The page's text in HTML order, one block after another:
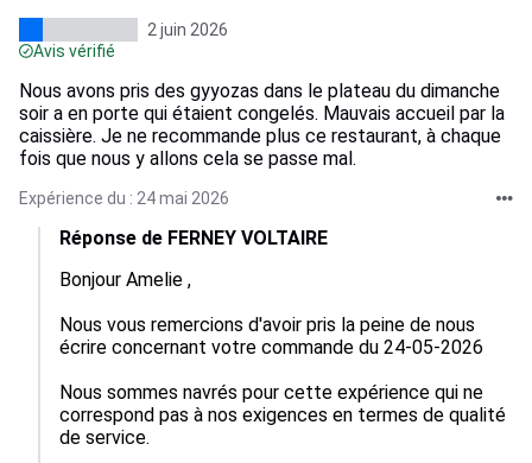
2 juin 2026
Avis vérifié
Nous avons pris des gyyozas dans le plateau du dimanche
soir a en porte qui étaient congelés. Mauvais accueil par la
caissière. Je ne recommande plus ce restaurant, à chaque
fois que nous y allons cela se passe mal.
Expérience du : 24 mai 2026
Réponse de FERNEY VOLTAIRE
Bonjour Amelie ,
Nous vous remercions d'avoir pris la peine de nous
écrire concernant votre commande du 24-05-2026
Nous sommes navrés pour cette expérience qui ne
correspond pas à nos exigences en termes de qualité
de service.